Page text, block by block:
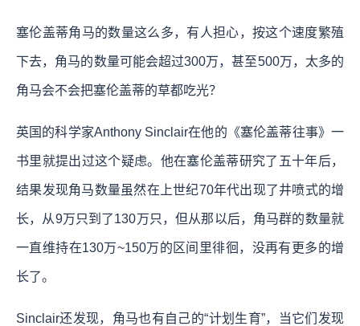
塞伦盖蒂角马的数量这么多，有人担心，按这个速度繁殖
下去，角马的数量可能会超过300万，甚至500万，太多的
角马会不会把塞伦盖蒂的草都吃光？
英国的科学家Anthony Sinclair在他的《塞伦盖蒂往事》一
书里就提出过这个疑虑。他在塞伦盖蒂研究了五十年后，
结果发现角马数量虽然在上世纪70年代出现了井喷式的增
长，从9万只到了130万只，但从那以后，角马群的数量就
一直维持在130万~150万的区间里徘徊，没再有更多的增
长了。
Sinclair还发现，角马也有自己的“计划生育”，当它们发现